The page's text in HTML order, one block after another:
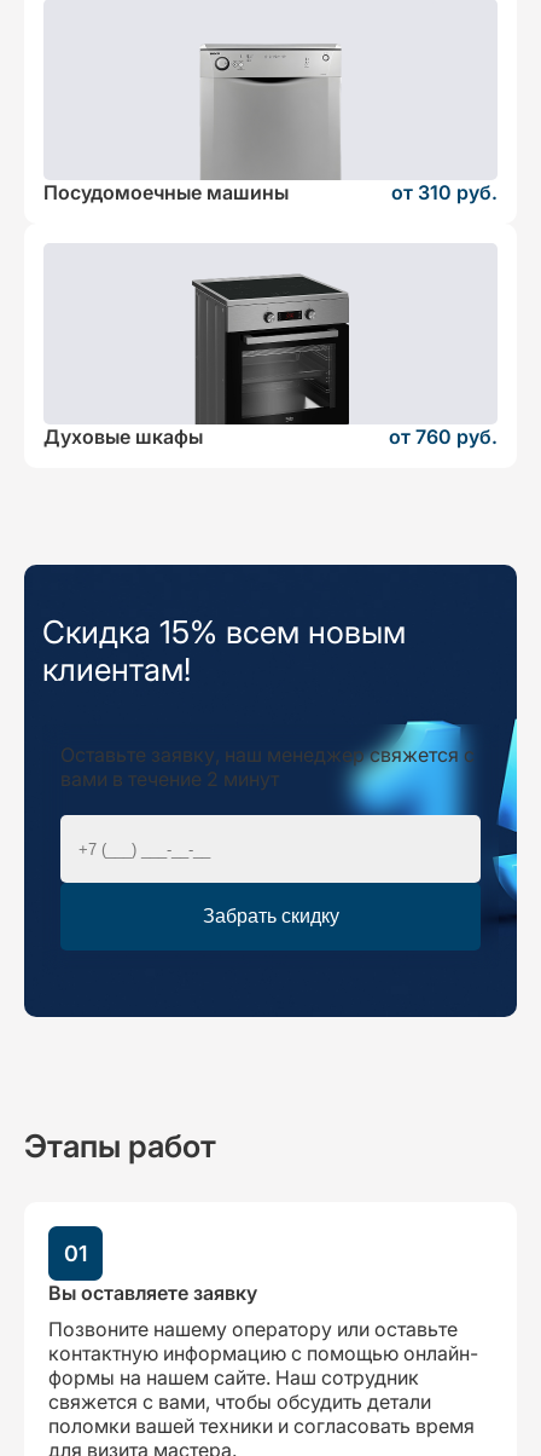
Посудомоечные машины от 310 руб.
Духовые шкафы от 760 руб.
Скидка 15% всем новым
клиентам!
Оставьте заявку, наш менеджер свяжется с
вами в течение 2 минут
Забрать скидку
Этапы работ
01
Вы оставляете заявку
Позвоните нашему оператору или оставьте
контактную информацию с помощью онлайн-
формы на нашем сайте. Наш сотрудник
свяжется с вами, чтобы обсудить детали
поломки вашей техники и согласовать время
для визита мастера.